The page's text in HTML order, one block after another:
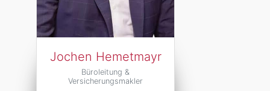
Jochen Hemetmayr
Büroleitung &
Versicherungsmakler